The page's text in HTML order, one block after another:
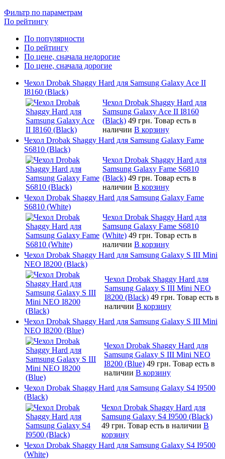
Фильтр по параметрам
По рейтингу
По популярности
По рейтингу
По цене, сначала недорогие
По цене, сначала дорогие
Чехол Drobak Shaggy Hard для Samsung Galaxy Ace II
I8160 (Black)
Чехол Drobak Shaggy Hard для
Samsung Galaxy Ace II I8160
(Black) 49 грн. Товар есть в
наличии В корзину
Чехол Drobak Shaggy Hard для Samsung Galaxy Fame
S6810 (Black)
Чехол Drobak Shaggy Hard для
Samsung Galaxy Fame S6810
(Black) 49 грн. Товар есть в
наличии В корзину
Чехол Drobak Shaggy Hard для Samsung Galaxy Fame
S6810 (White)
Чехол Drobak Shaggy Hard для
Samsung Galaxy Fame S6810
(White) 49 грн. Товар есть в
наличии В корзину
Чехол Drobak Shaggy Hard для Samsung Galaxy S III Mini
NEO I8200 (Black)
Чехол Drobak Shaggy Hard для
Samsung Galaxy S III Mini NEO
I8200 (Black) 49 грн. Товар есть в
наличии В корзину
Чехол Drobak Shaggy Hard для Samsung Galaxy S III Mini
NEO I8200 (Blue)
Чехол Drobak Shaggy Hard для
Samsung Galaxy S III Mini NEO
I8200 (Blue) 49 грн. Товар есть в
наличии В корзину
Чехол Drobak Shaggy Hard для Samsung Galaxy S4 I9500
(Black)
Чехол Drobak Shaggy Hard для
Samsung Galaxy S4 I9500 (Black)
49 грн. Товар есть в наличии В
корзину
Чехол Drobak Shaggy Hard для Samsung Galaxy S4 I9500
(White)